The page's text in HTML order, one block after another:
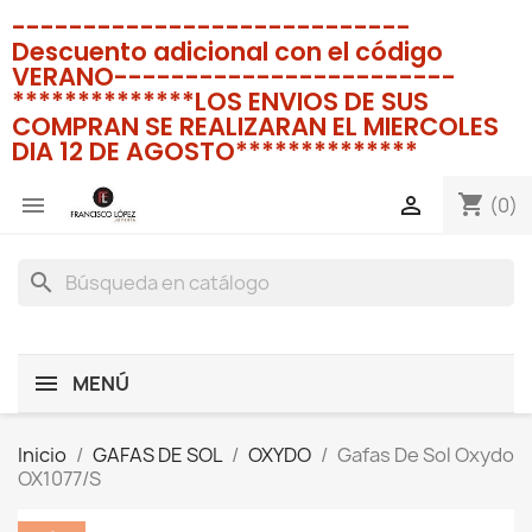
----------------------------
Descuento adicional con el código
VERANO------------------------
**************LOS ENVIOS DE SUS
COMPRAN SE REALIZARAN EL MIERCOLES
DIA 12 DE AGOSTO**************
 shopping_cart (0)

search
MENÚ
Inicio GAFAS DE SOL OXYDO
Gafas De Sol Oxydo
OX1077/S